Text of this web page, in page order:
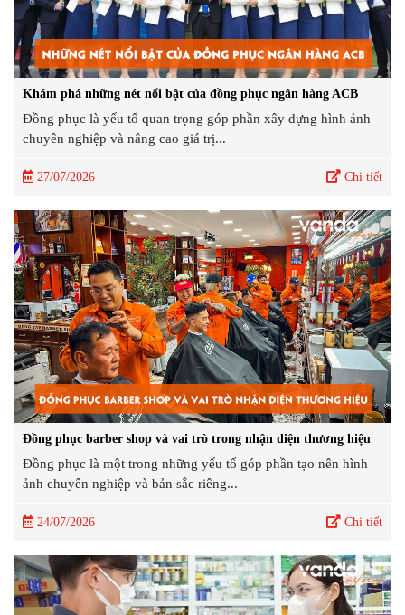
Khám phá những nét nổi bật của đồng phục ngân hàng ACB
Đồng phục là yếu tố quan trọng góp phần xây dựng hình ảnh
chuyên nghiệp và nâng cao giá trị...
27/07/2026 Chi tiết
Đồng phục barber shop và vai trò trong nhận diện thương hiệu
Đồng phục là một trong những yếu tố góp phần tạo nên hình
ảnh chuyên nghiệp và bản sắc riêng...
24/07/2026 Chi tiết